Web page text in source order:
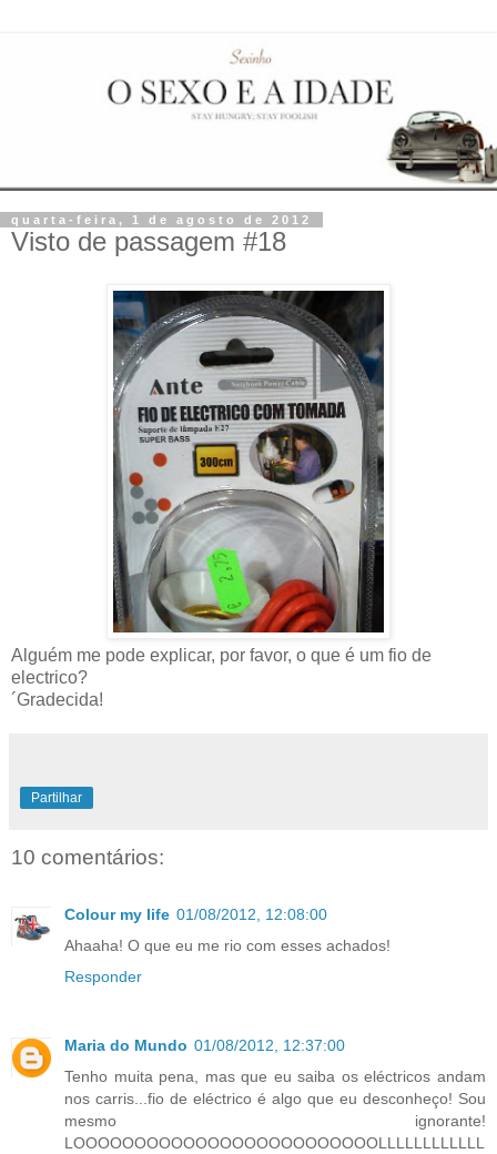
quarta-feira, 1 de agosto de 2012
Visto de passagem #18
Alguém me pode explicar, por favor, o que é um fio de
electrico?
´Gradecida!
Partilhar
10 comentários:
Colour my life 01/08/2012, 12:08:00
Ahaaha! O que eu me rio com esses achados!
Responder
Maria do Mundo 01/08/2012, 12:37:00
Tenho muita pena, mas que eu saiba os eléctricos andam
nos carris...fio de eléctrico é algo que eu desconheço! Sou
mesmo ignorante!
LOOOOOOOOOOOOOOOOOOOOOOOOOLLLLLLLLLLLL